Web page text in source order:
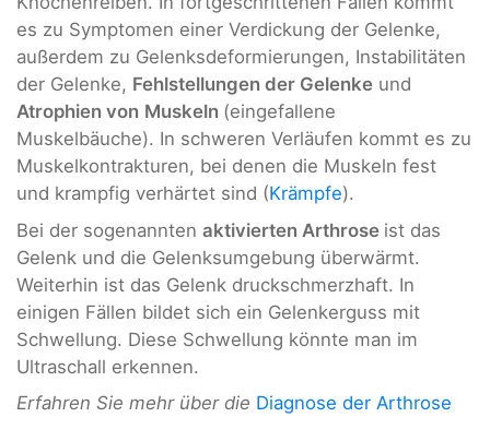
es zu Symptomen einer Verdickung der Gelenke,
außerdem zu Gelenksdeformierungen, Instabilitäten
der Gelenke, Fehlstellungen der Gelenke und
Atrophien von Muskeln (eingefallene
Muskelbäuche). In schweren Verläufen kommt es zu
Muskelkontrakturen, bei denen die Muskeln fest
und krampfig verhärtet sind (Krämpfe).
Bei der sogenannten aktivierten Arthrose ist das
Gelenk und die Gelenksumgebung überwärmt.
Weiterhin ist das Gelenk druckschmerzhaft. In
einigen Fällen bildet sich ein Gelenkerguss mit
Schwellung. Diese Schwellung könnte man im
Ultraschall erkennen.
Erfahren Sie mehr über die Diagnose der Arthrose